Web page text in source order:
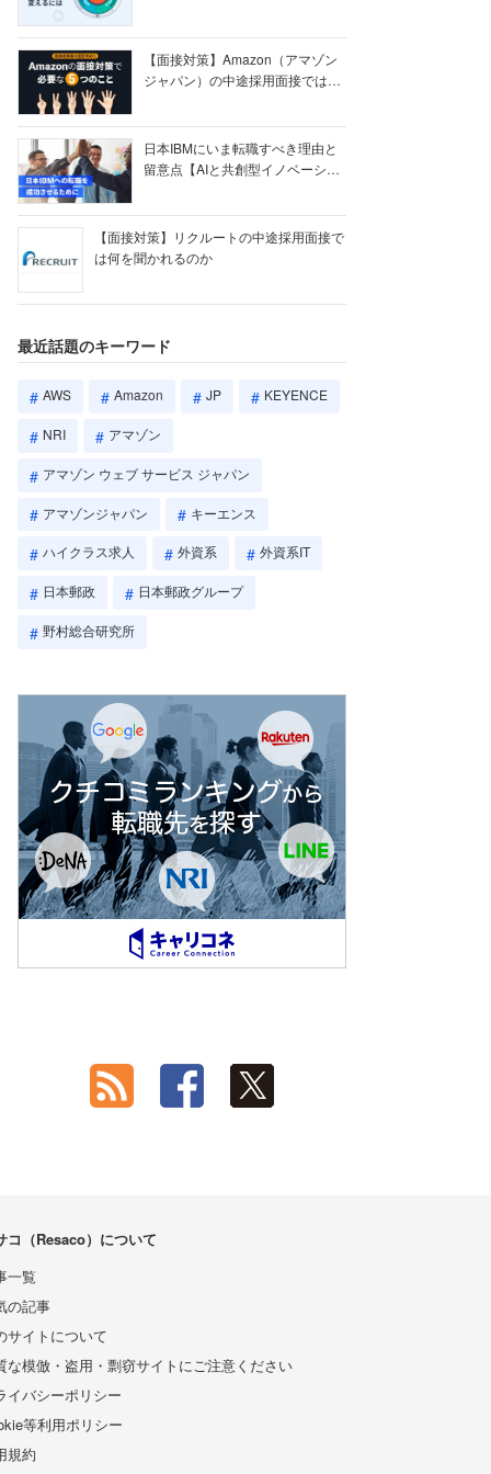
【面接対策】Amazon（アマゾン
ジャパン）の中途採用面接では何
日本IBMにいま転職すべき理由と
留意点【AIと共創型イノベーショ
【面接対策】リクルートの中途採用面接で
は何を聞かれるのか
最近話題のキーワード
AWS Amazon JP KEYENCE
NRI アマゾン
アマゾン ウェブ サービス ジャパン
アマゾンジャパン キーエンス
ハイクラス求人 外資系 外資系IT
日本郵政 日本郵政グループ
野村総合研究所
コ（Resaco）について
一覧
の記事
サイトについて
な模倣・盗用・剽窃サイトにご注意ください
イバシーポリシー
等利用ポリシー
規約